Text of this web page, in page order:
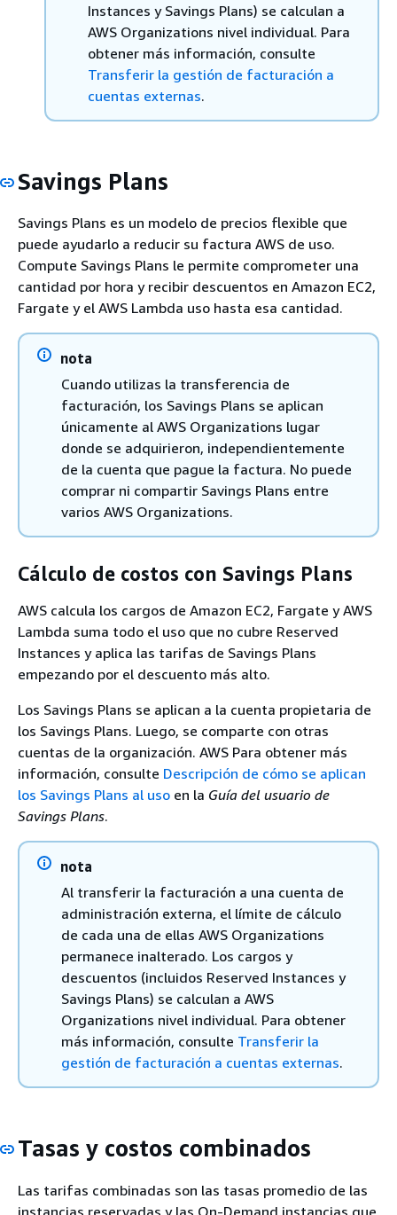
Instances y Savings Plans) se calculan a
AWS Organizations nivel individual. Para
obtener más información, consulte
Transferir la gestión de facturación a
cuentas externas.
Savings Plans
Savings Plans es un modelo de precios flexible que
puede ayudarlo a reducir su factura AWS de uso.
Compute Savings Plans le permite comprometer una
cantidad por hora y recibir descuentos en Amazon EC2,
Fargate y el AWS Lambda uso hasta esa cantidad.
nota
Cuando utilizas la transferencia de
facturación, los Savings Plans se aplican
únicamente al AWS Organizations lugar
donde se adquirieron, independientemente
de la cuenta que pague la factura. No puede
comprar ni compartir Savings Plans entre
varios AWS Organizations.
Cálculo de costos con Savings Plans
AWS calcula los cargos de Amazon EC2, Fargate y AWS
Lambda suma todo el uso que no cubre Reserved
Instances y aplica las tarifas de Savings Plans
empezando por el descuento más alto.
Los Savings Plans se aplican a la cuenta propietaria de
los Savings Plans. Luego, se comparte con otras
cuentas de la organización. AWS Para obtener más
información, consulte Descripción de cómo se aplican
los Savings Plans al uso en la Guía del usuario de
Savings Plans.
nota
Al transferir la facturación a una cuenta de
administración externa, el límite de cálculo
de cada una de ellas AWS Organizations
permanece inalterado. Los cargos y
descuentos (incluidos Reserved Instances y
Savings Plans) se calculan a AWS
Organizations nivel individual. Para obtener
más información, consulte Transferir la
gestión de facturación a cuentas externas.
Tasas y costos combinados
Las tarifas combinadas son las tasas promedio de las
instancias reservadas y las On-Demand instancias que